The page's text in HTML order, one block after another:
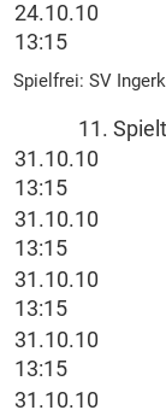
24.10.10
13:15
Spielfrei: SV
11.
31.10.10
13:15
31.10.10
13:15
31.10.10
13:15
31.10.10
13:15
31.10.10